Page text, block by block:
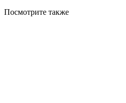
Посмотрите также